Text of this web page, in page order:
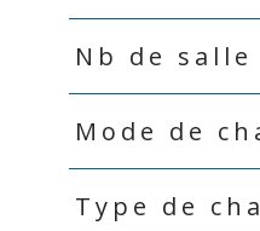
Nb de salle
Mode de
Type de